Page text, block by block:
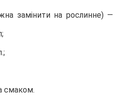
замінити на рослинне) —
смаком.